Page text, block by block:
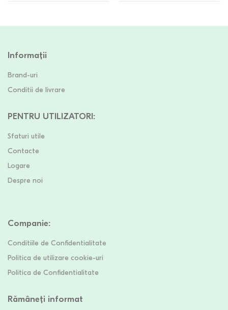
Informații
Brand-uri
Conditii de livrare
PENTRU UTILIZATORI:
Sfaturi utile
Contacte
Logare
Despre noi
Companie:
Conditiile de Confidentialitate
Politica de utilizare cookie-uri
Politica de Confidentialitate
Rămâneți informat